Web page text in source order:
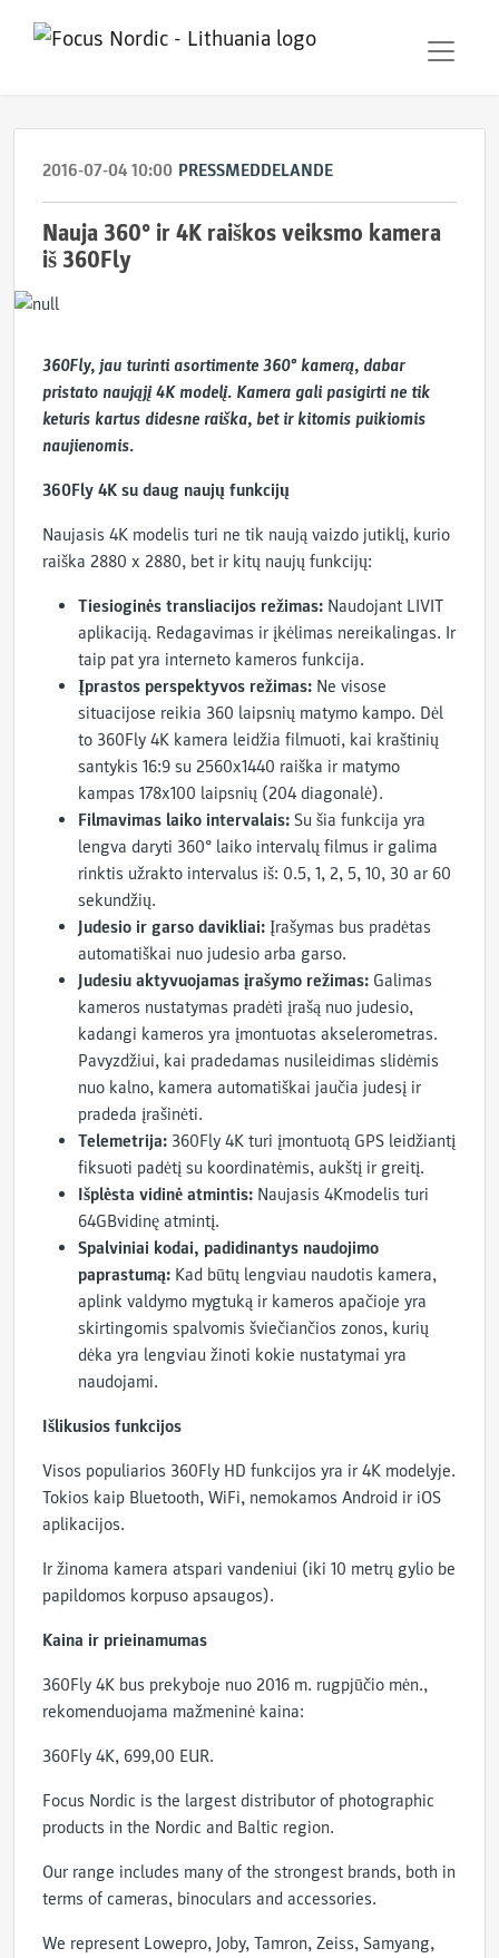
2016-07-04 10:00 PRESSMEDDELANDE
Nauja 360° ir 4K raiškos veiksmo kamera
iš 360Fly
360Fly, jau turinti asortimente 360° kamerą, dabar
pristato naująjį4Kmodelį. Kamera gali pasigirti ne tik
keturis kartus didesne raiška, bet ir kitomis puikiomis
naujienomis.
360Fly 4K su daug naujų funkcijų
Naujasis 4K modelis turi ne tik naują vaizdo jutiklį, kurio
raiška 2880 x 2880, bet ir kitų naujų funkcijų:
Tiesioginės transliacijos režimas: Naudojant LIVIT
aplikaciją. Redagavimas ir įkėlimas nereikalingas. Ir
taip pat yra interneto kameros funkcija.
Įprastos perspektyvos režimas: Ne visose
situacijose reikia 360 laipsnių matymo kampo. Dėl
to 360Fly 4K kamera leidžia filmuoti, kai kraštinių
santykis 16:9 su 2560x1440 raiška ir matymo
kampas 178x100 laipsnių (204 diagonalė).
Filmavimas laiko intervalais: Su šia funkcija yra
lengva daryti 360° laiko intervalų filmus ir galima
rinktis užrakto intervalus iš: 0.5, 1, 2, 5, 10, 30 ar 60
sekundžių.
Judesio ir garso davikliai: Įrašymas bus pradėtas
automatiškai nuo judesio arba garso.
Judesiu aktyvuojamas įrašymo režimas: Galimas
kameros nustatymas pradėti įrašą nuo judesio,
kadangi kameros yra įmontuotas akselerometras.
Pavyzdžiui, kai pradedamas nusileidimas slidėmis
nuo kalno, kamera automatiškai jaučia judesį ir
pradeda įrašinėti.
Telemetrija: 360Fly 4K turi įmontuotą GPS leidžiantį
fiksuoti padėtį su koordinatėmis, aukštį ir greitį.
Išplėsta vidinė atmintis: Naujasis 4Kmodelis turi
64GBvidinę atmintį.
Spalviniai kodai, padidinantys naudojimo
paprastumą: Kad būtų lengviau naudotis kamera,
aplink valdymo mygtuką ir kameros apačioje yra
skirtingomis spalvomis šviečiančios zonos, kurių
dėka yra lengviau žinoti kokie nustatymai yra
naudojami.
Išlikusios funkcijos
Visos populiarios 360Fly HD funkcijos yra ir 4K modelyje.
Tokios kaip Bluetooth, WiFi, nemokamos Android ir iOS
aplikacijos.
Ir žinoma kamera atspari vandeniui (iki 10 metrų gylio be
papildomos korpuso apsaugos).
Kaina ir prieinamumas
360Fly 4K bus prekyboje nuo 2016 m. rugpjūčio mėn.,
rekomenduojama mažmeninė kaina:
360Fly 4K, 699,00 EUR.
Focus Nordic is the largest distributor of photographic
products in the Nordic and Baltic region.
Our range includes many of the strongest brands, both in
terms of cameras, binoculars and accessories.
We represent Lowepro, Joby, Tamron, Zeiss, Samyang,